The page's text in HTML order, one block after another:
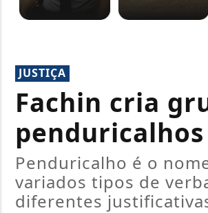
JUSTIÇA
Fachin cria
Penduricalho é o
variados tipos de
diferentes